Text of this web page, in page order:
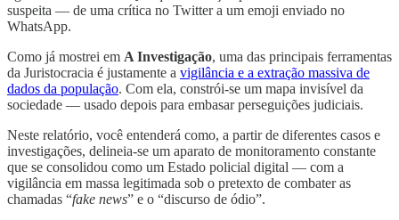
suspeita — de uma crítica no Twitter a um emoji enviado no
WhatsApp.
Como já mostrei em A Investigação, uma das principais ferramentas
da Juristocracia é justamente a vigilância e a extração massiva de
dados da população. Com ela, constrói-se um mapa invisível da
sociedade — usado depois para embasar perseguições judiciais.
Neste relatório, você entenderá como, a partir de diferentes casos e
investigações, delineia-se um aparato de monitoramento constante
que se consolidou como um Estado policial digital — com a
vigilância em massa legitimada sob o pretexto de combater as
chamadas “fake news” e o “discurso de ódio”.